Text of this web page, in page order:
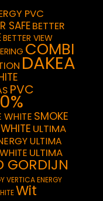
PVC
SAFEBETTER
BETTER VIEW
COMBI
DAKEA
PVC
WHITE SMOKE
ULTIMA
ULTIMA
ULTIMA
GORDIJN
VERTICA ENERGY
Wit